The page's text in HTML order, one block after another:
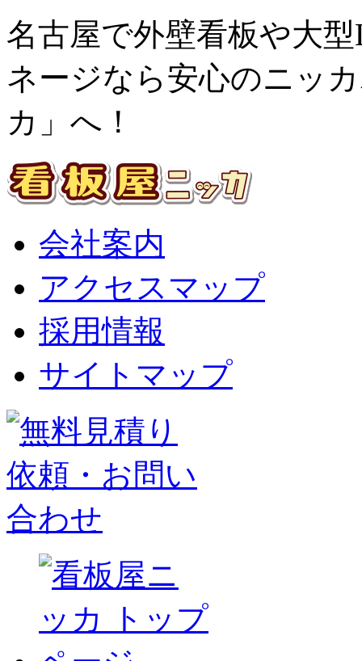
名古屋で外壁看板や大
ネージなら安心のニッ
カ」へ！
会社案内
アクセスマップ
採用情報
サイトマップ